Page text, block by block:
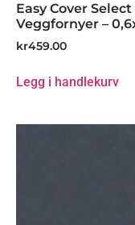
Easy Cover Select
Veggfornyer –
kr459.00
Legg i handlekurv